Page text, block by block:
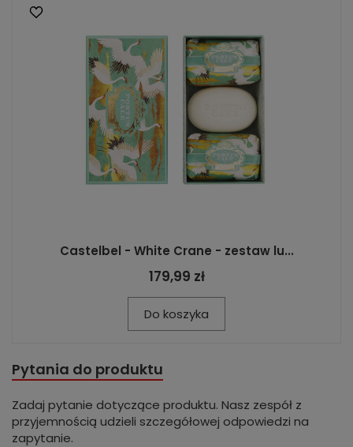
Castelbel - White Crane - zestaw lu...
179,99 zł
Do koszyka
Pytania do produktu
Zadaj pytanie dotyczące produktu. Nasz zespół z
przyjemnością udzieli szczegółowej odpowiedzi na
zapytanie.